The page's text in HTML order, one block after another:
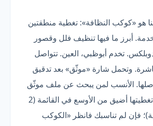
هو «كوكب النظافة»: تغطية منطقتين
من 13 خدمة. أبرز ما فيها تنظيف فلل وقصور
تخدم أبوظبي، العين. تتواصل
وتحمل شارة «موثّق» بعد تدقيق
تواصلها. الأنسب لمن يبحث عن ملف موثّق
مكتمل — لكن تغطيتها أضيق من الأوسع في القائمة (2
منطقة)؛ فإن لم تناسبك فانظر «الكوكب